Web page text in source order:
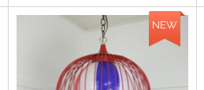
NEW